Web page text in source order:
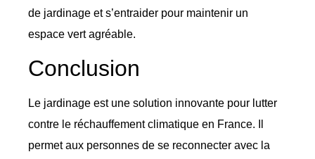
de jardinage et s’entraider pour maintenir un
espace vert agréable.
Conclusion
Le jardinage est une solution innovante pour lutter
contre le réchauffement climatique en France. Il
permet aux personnes de se reconnecter avec la